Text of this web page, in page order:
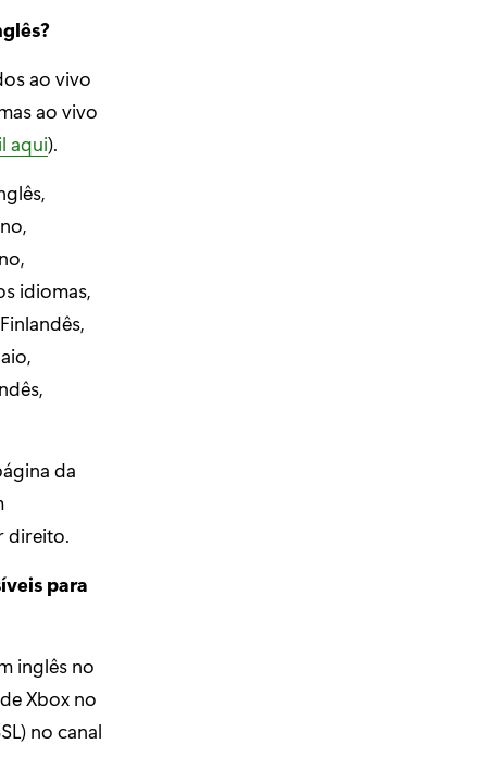
ao vivo
ao vivo
aqui).
idiomas,
da
direito.
para
inglês no
Xbox no
no canal